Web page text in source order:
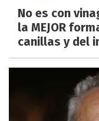
No es con
la MEJOR
canillas y del